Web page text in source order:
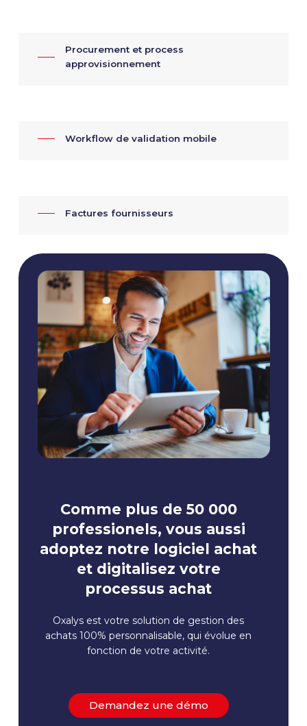
en évidence.
Procurement et process
approvisionnement
Workflow de validation mobile
Factures fournisseurs
Comme plus de 50 000
professionels, vous aussi
adoptez notre logiciel achat
et digitalisez votre
processus achat
Oxalys est votre solution de gestion des
achats 100% personnalisable, qui évolue en
fonction de votre activité.
Demandez une démo